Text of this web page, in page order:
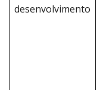
desenvolvimento